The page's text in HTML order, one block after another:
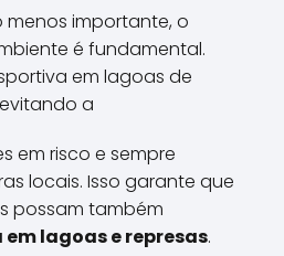
menos importante, o
é fundamental.
em lagoas de
a
em risco e sempre
locais. Isso garante que
possam também
em lagoas e represas.